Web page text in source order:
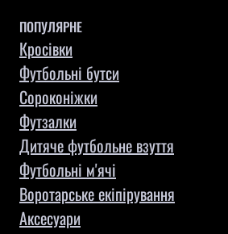
ПОПУЛЯРНЕ
Кросівки
Футбольні бутси
Сороконіжки
Футзалки
Дитяче футбольне взуття
Футбольні м'ячі
Воротарське екіпірування
Aксесуари